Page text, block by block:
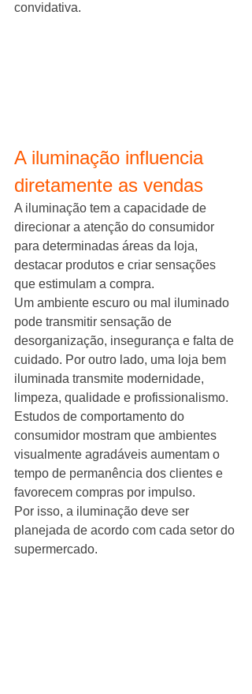
convidativa.
A iluminação influencia
diretamente as vendas
A iluminação tem a capacidade de
direcionar a atenção do consumidor
para determinadas áreas da loja,
destacar produtos e criar sensações
que estimulam a compra.
Um ambiente escuro ou mal iluminado
pode transmitir sensação de
desorganização, insegurança e falta de
cuidado. Por outro lado, uma loja bem
iluminada transmite modernidade,
limpeza, qualidade e profissionalismo.
Estudos de comportamento do
consumidor mostram que ambientes
visualmente agradáveis aumentam o
tempo de permanência dos clientes e
favorecem compras por impulso.
Por isso, a iluminação deve ser
planejada de acordo com cada setor do
supermercado.